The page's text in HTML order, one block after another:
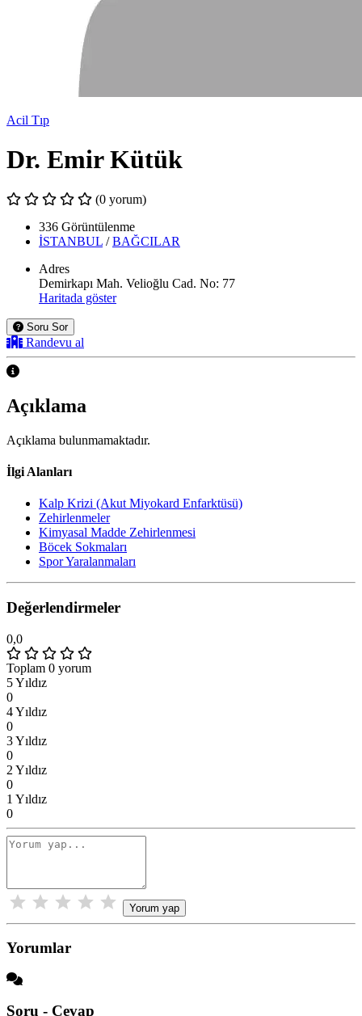
Acil Tıp
Dr. Emir Kütük
(0 yorum)
336 Görüntülenme
İSTANBUL /BAĞCILAR
Adres
Demirkapı Mah. Velioğlu Cad. No: 77
Haritada göster
Soru Sor
Randevu al
Açıklama
Açıklama bulunmamaktadır.
İlgi Alanları
Kalp Krizi (Akut Miyokard Enfarktüsü)
Zehirlenmeler
Kimyasal Madde Zehirlenmesi
Böcek Sokmaları
Spor Yaralanmaları
Değerlendirmeler
0,0
Toplam 0 yorum
5 Yıldız
0
4 Yıldız
0
3 Yıldız
0
2 Yıldız
0
1 Yıldız
0
Yorum yap
Yorumlar
Soru - Cevap